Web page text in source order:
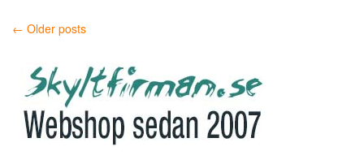
← Older posts